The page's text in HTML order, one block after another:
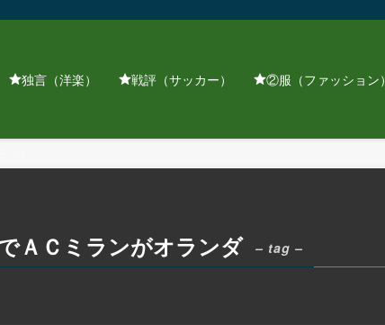
独言（洋楽） 戦評（サッカー） ②服（ファッション）
ＡＣミランがオランダ – tag –